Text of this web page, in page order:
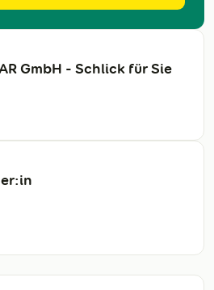
GmbH - Schlick für Sie